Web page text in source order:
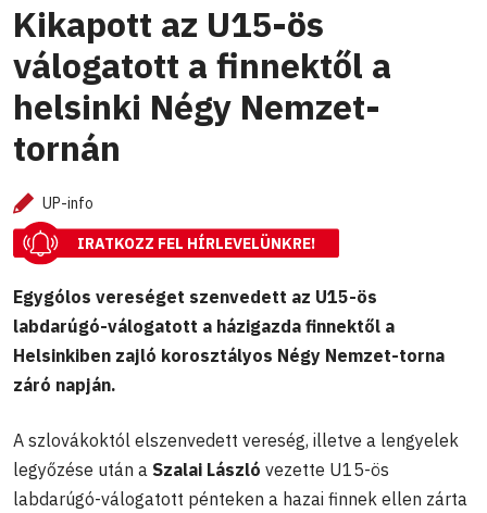
Kikapott az U15-ös
válogatott a finnektől a
helsinki Négy Nemzet-
tornán
UP-info
IRATKOZZ FEL HÍRLEVELÜNKRE!
Egygólos vereséget szenvedett az U15-ös
labdarúgó-válogatott a házigazda finnektől a
Helsinkiben zajló korosztályos Négy Nemzet-torna
záró napján.
A szlovákoktól elszenvedett vereség, illetve a lengyelek
legyőzése után a Szalai László vezette U15-ös
labdarúgó-válogatott pénteken a hazai finnek ellen zárta